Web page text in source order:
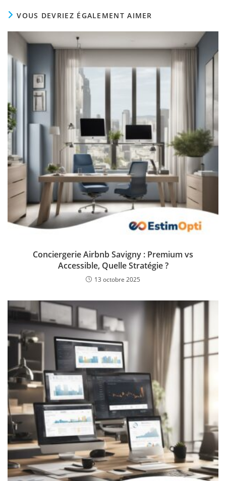
VOUS DEVRIEZ ÉGALEMENT AIMER
Conciergerie Airbnb Savigny : Premium vs
Accessible, Quelle Stratégie ?
13 octobre 2025